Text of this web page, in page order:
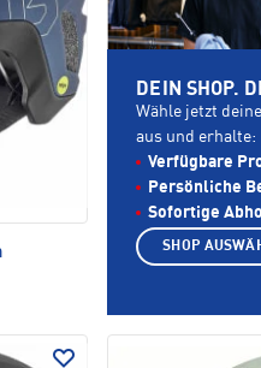
DEIN SHOP.
Wähle jetzt
aus und erhalte:
Verfügbare
Persönliche
Sofortige